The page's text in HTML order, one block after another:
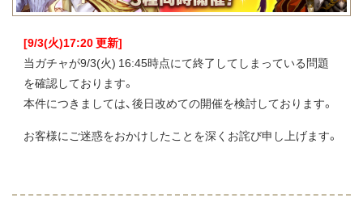
[9/3(火)17:20 更新]
当ガチャが9/3(火) 16:45時点にて終了してしまっている問題
を確認しております。
本件につきましては、後日改めての開催を検討しております。
お客様にご迷惑をおかけしたことを深くお詫び申し上げます。